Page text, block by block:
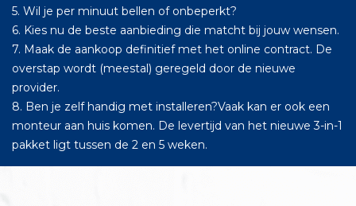
5. Wil je per minuut bellen of onbeperkt?
6. Kies nu de beste aanbieding die matcht bij jouw wensen.
7. Maak de aankoop definitief met het online contract. De
overstap wordt (meestal) geregeld door de nieuwe
provider.
8. Ben je zelf handig met installeren?Vaak kan er ook een
monteur aan huis komen. De levertijd van het nieuwe 3-in-1
pakket ligt tussen de 2 en 5 weken.